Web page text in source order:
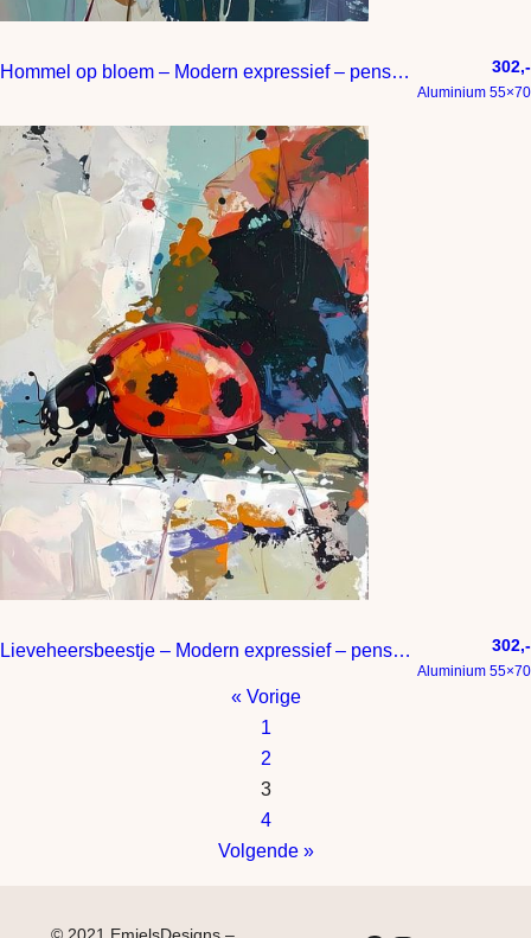
Hommel op bloem – Modern expressief – penseelstreken en abstracte kleurige vlakken 302,-
Aluminium 55×70
Lieveheersbeestje – Modern expressief – penseelstreken en abstracte kleurige vlakken 302,-
Aluminium 55×70
« Vorige
1
2
3
4
Volgende »